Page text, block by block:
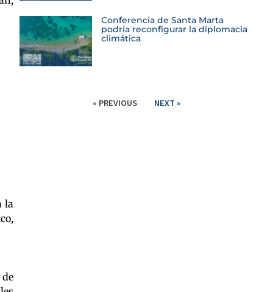
la
Conferencia de Santa Marta
podría reconfigurar la diplomacia
climática
« PREVIOUS NEXT »